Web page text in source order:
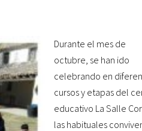
Durante el mes de
octubre, se han ido
celebrando en
cursos y etapas del
educativo La Salle
las habituales